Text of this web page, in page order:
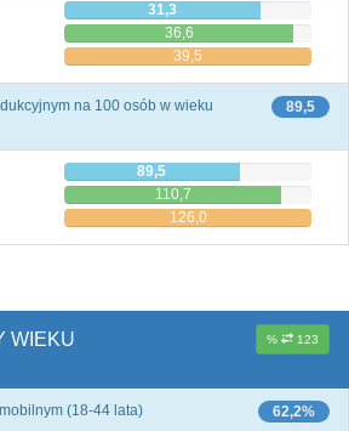
31,3
36,6
39,5
89,5
na 100 osób w wieku
89,5
110,7
126,0
% 123
WIEKU
62,2%
(18-44 lata)